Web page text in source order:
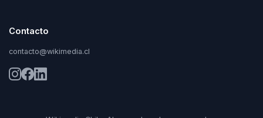
Contacto
contacto@wikimedia.cl